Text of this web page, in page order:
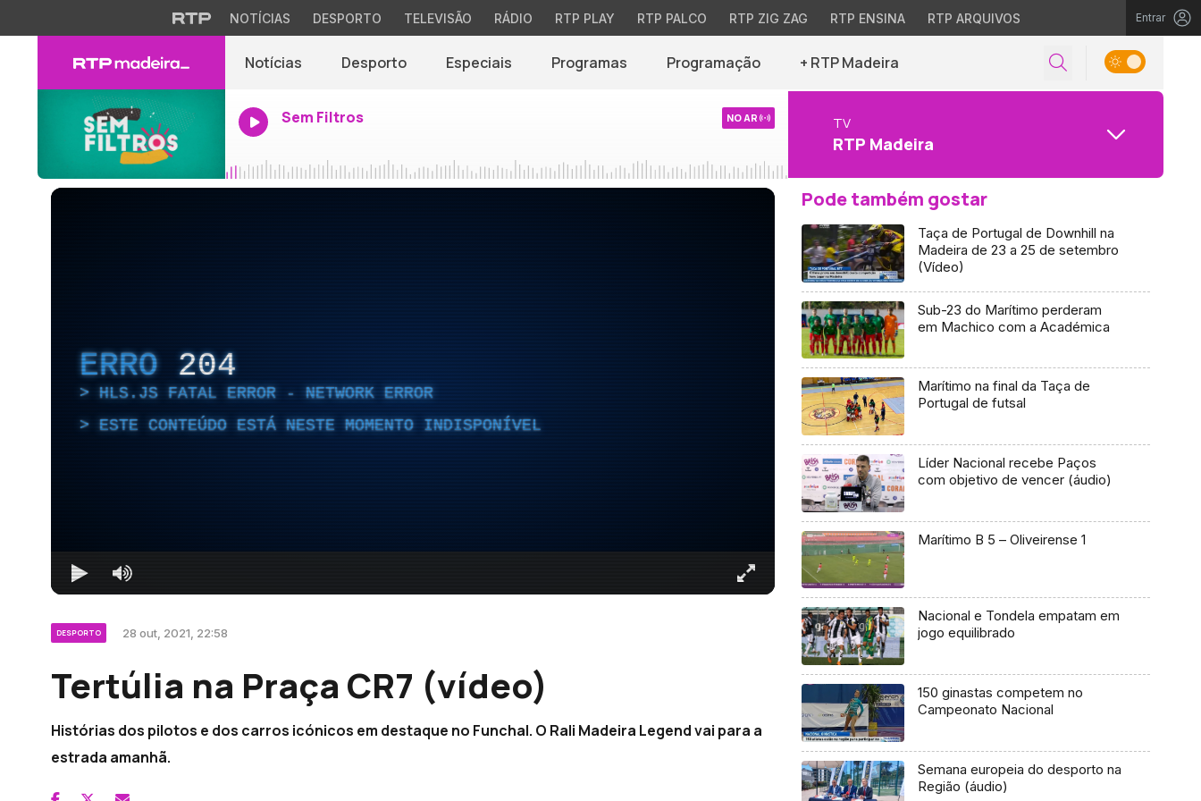
NOTÍCIAS DESPORTO TELEVISÃO RÁDIO RTP PLAY RTP PALCO RTP ZIG ZAG RTP ENSINA RTP ARQUIVOS Entrar
Notícias Desporto Especiais Programas Programação + RTP Madeira
Sem Filtros NO AR TV
RTP Madeira
ERRO 204
HLS.JS FATAL ERROR - NETWORK ERROR
ESTE CONTEÚDO ESTÁ NESTE MOMENTO INDISPONÍVEL
DESPORTO 28 out, 2021, 22:58
Tertúlia na Praça CR7 (vídeo)
Histórias dos pilotos e dos carros icónicos em destaque no Funchal. O Rali Madeira Legend vai para a
estrada amanhã.
Pode também gostar
Taça de Portugal de Downhill na
Madeira de 23 a 25 de setembro
(Vídeo)
Sub-23 do Marítimo perderam
em Machico com a Académica
Marítimo na final da Taça de
Portugal de futsal
Líder Nacional recebe Paços
com objetivo de vencer (áudio)
Marítimo B 5 – Oliveirense 1
Nacional e Tondela empatam em
jogo equilibrado
150 ginastas competem no
Campeonato Nacional
Semana europeia do desporto na
Região (áudio)